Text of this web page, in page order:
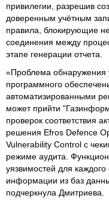
привилегии, разрешив
доверенным учётным
правила, блокирующие
соединения между
этапе генерации отчета.
«Проблема обнаружения
программного
автоматизированными
может прийти
проверок соответствия
решения Efros Defence
Vulnerability Control с
режиме аудита.
уязвимостей для
информации из баз
подчеркнула Дмитриева.